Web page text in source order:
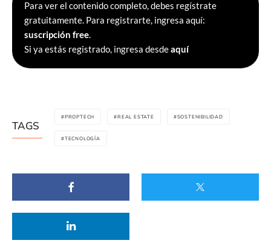
Para ver el contenido completo, debes regístrate
gratuitamente. Para registrarte, ingresa aquí:
suscripción free.
Si ya estás registrado, ingresa desdeaquí
TAGS
PROPTECH REAL ESTATE SOSTENIBILIDAD
TECNOLOGÍA